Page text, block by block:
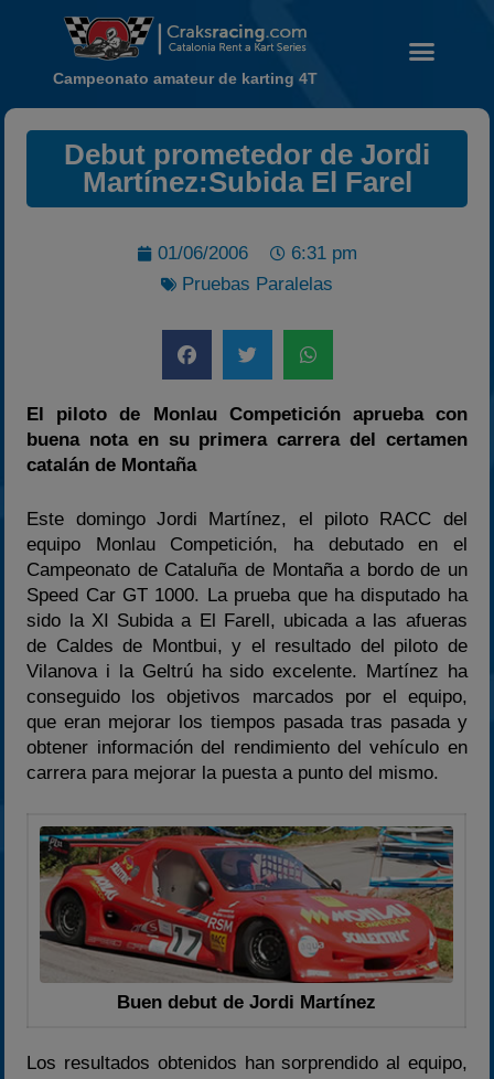
Noticias
Calendario
Carreras finalizadas
Temporada 2026
2022
2025
Estadísticas
Preguntas Frecuentes
Campeonato amateur de karting 4T
Debut prometedor de Jordi
Martínez:Subida El Farel
01/06/2006
6:31 pm
Pruebas Paralelas
El piloto de Monlau Competición aprueba con
buena nota en su primera carrera del certamen
catalán de Montaña
Este domingo Jordi Martínez, el piloto RACC del
equipo Monlau Competición, ha debutado en el
Campeonato de Cataluña de Montaña a bordo de un
Speed Car GT 1000. La prueba que ha disputado ha
sido la XI Subida a El Farell, ubicada a las afueras
de Caldes de Montbui, y el resultado del piloto de
Vilanova i la Geltrú ha sido excelente. Martínez ha
conseguido los objetivos marcados por el equipo,
que eran mejorar los tiempos pasada tras pasada y
obtener información del rendimiento del vehículo en
carrera para mejorar la puesta a punto del mismo.
Buen debut de Jordi Martínez
Los resultados obtenidos han sorprendido al equipo,